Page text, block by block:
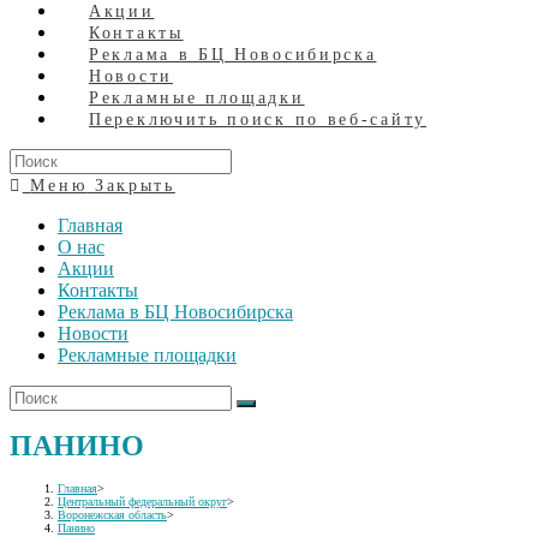
Акции
Контакты
Реклама в БЦ Новосибирска
Новости
Рекламные площадки
Переключить поиск по веб-сайту
Меню Закрыть
Главная
О нас
Акции
Контакты
Реклама в БЦ Новосибирска
Новости
Рекламные площадки
ПАНИНО
Главная>
Центральный федеральный округ>
Воронежская область>
Панино